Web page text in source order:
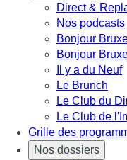
Direct &
Nos podcasts
Bonjour
Bonjour
Il y a du Neuf
Le Brunch
Le Club du
Le Club de
Grille des
Nos dossiers